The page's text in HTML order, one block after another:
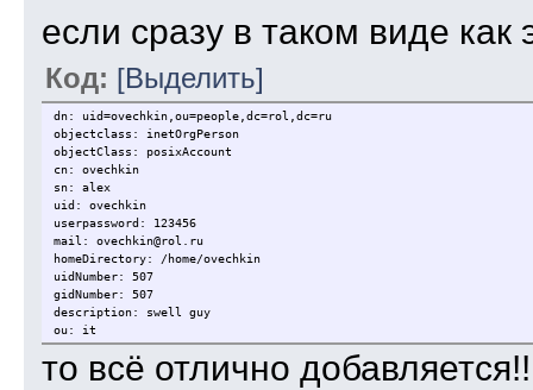
если сразу в таком виде как
Код: [Выделить]
dn: uid=ovechkin,ou=people,dc=rol,dc=ru
objectclass: inetOrgPerson
objectClass: posixAccount
cn: ovechkin
sn: alex
uid: ovechkin
userpassword: 123456
mail: ovechkin@rol.ru
homeDirectory: /home/ovechkin
uidNumber: 507
gidNumber: 507
description: swell guy
ou: it
то всё отлично